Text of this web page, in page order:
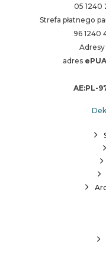
05 1240
Strefa płatnego
96 1240
adres
AE:PL-